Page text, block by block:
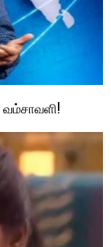
வம்சாவளி!